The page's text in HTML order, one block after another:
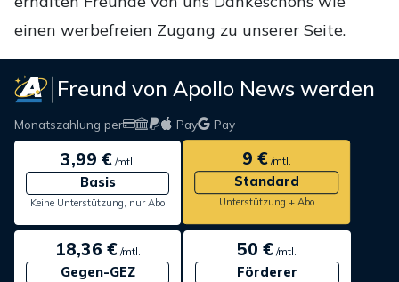
einen werbefreien Zugang zu unserer Seite.
Freund von Apollo News werden
Monatszahlung per Pay Pay
3,99 €/mtl.
Basis
Keine Unterstützung, nur Abo
9 €/mtl.
Standard
Unterstützung + Abo
18,36 €/mtl.
Gegen-GEZ
50 € /mtl.
Förderer